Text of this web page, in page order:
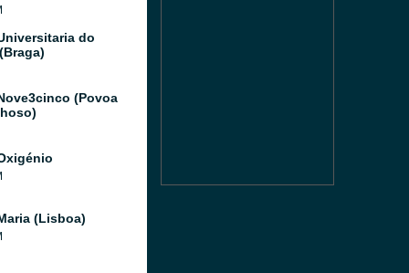
do
(Povoa
(Lisboa)